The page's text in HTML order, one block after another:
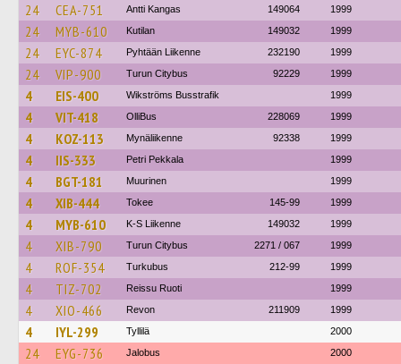
24 CEA-751 Antti Kangas 149064 1999
24 MYB-610 Kutilan 149032 1999
24 EYC-874 Pyhtään Liikenne 232190 1999
24 VIP-900 Turun Citybus 92229 1999
4 EIS-400 Wikströms Busstrafik 1999
4 VIT-418 OlliBus 228069 1999
4 KOZ-113 Mynäliikenne 92338 1999
4 IIS-333 Petri Pekkala 1999
4 BGT-181 Muurinen 1999
4 XIB-444 Tokee 145-99 1999
4 MYB-610 K-S Liikenne 149032 1999
4 XIB-790 Turun Citybus 2271 / 067 1999
4 ROF-354 Turkubus 212-99 1999
4 TIZ-702 Reissu Ruoti 1999
4 XIO-466 Revon 211909 1999
4 IYL-299 Tyllilä 2000
24 EYG-736 Jalobus 2000